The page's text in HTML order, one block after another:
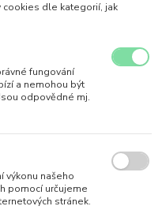
dle kategorií, jak
fungování
a nemohou být
odpovědné mj.
výkonu našeho
pomocí určujeme
stránek.